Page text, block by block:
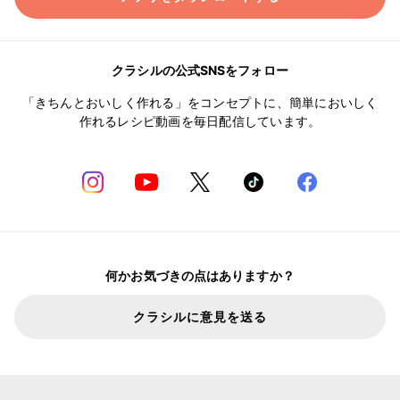
クラシルの公式SNSをフォロー
「きちんとおいしく作れる」をコンセプトに、簡単においしく
作れるレシピ動画を毎日配信しています。
何かお気づきの点はありますか？
クラシルに意見を送る